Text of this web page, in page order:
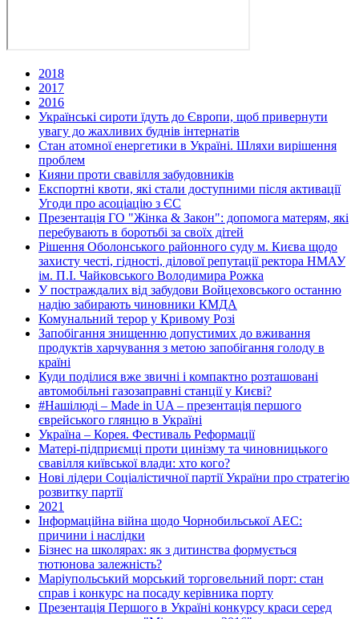
2018
2017
2016
Українські сироти їдуть до Європи, щоб привернути
увагу до жахливих буднів інтернатів
Стан атомної енергетики в Україні. Шляхи вирішення
проблем
Кияни проти свавілля забудовників
Експортні квоти, які стали доступними після активації
Угоди про асоціацію з ЄС
Презентація ГО "Жінка & Закон": допомога матерям, які
перебувають в боротьбі за своїх дітей
Рішення Оболонського районного суду м. Києва щодо
захисту честі, гідності, ділової репутації ректора НМАУ
ім. П.І. Чайковського Володимира Рожка
У постраждалих від забудови Войцеховського останню
надію забирають чиновники КМДА
Комунальний терор у Кривому Розі
Запобігання знищенню допустимих до вживання
продуктів харчування з метою запобігання голоду в
країні
Куди поділися вже звичні і компактно розташовані
автомобільні газозаправні станції у Києві?
#Нашілюді – Made in UA – презентація першого
єврейського глянцю в Україні
Україна – Корея. Фестиваль Реформації
Матері-підприємці проти цинізму та чиновницького
свавілля київської влади: хто кого?
Нові лідери Соціалістичної партії України про стратегію
розвитку партії
2021
Інформаційна війна щодо Чорнобильської АЕС:
причини і наслідки
Бізнес на школярах: як з дитинства формується
тютюнова залежність?
Маріупольський морський торговельний порт: стан
справ і конкурс на посаду керівника порту
Презентація Першого в Україні конкурсу краси серед